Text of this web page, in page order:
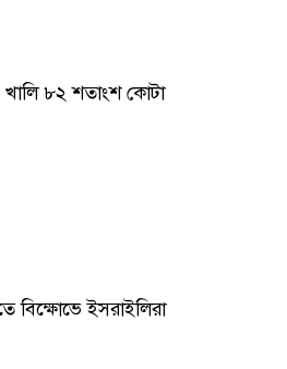
খালি ৮২ শতাংশ কোটা
বিক্ষোভে ইসরাইলিরা